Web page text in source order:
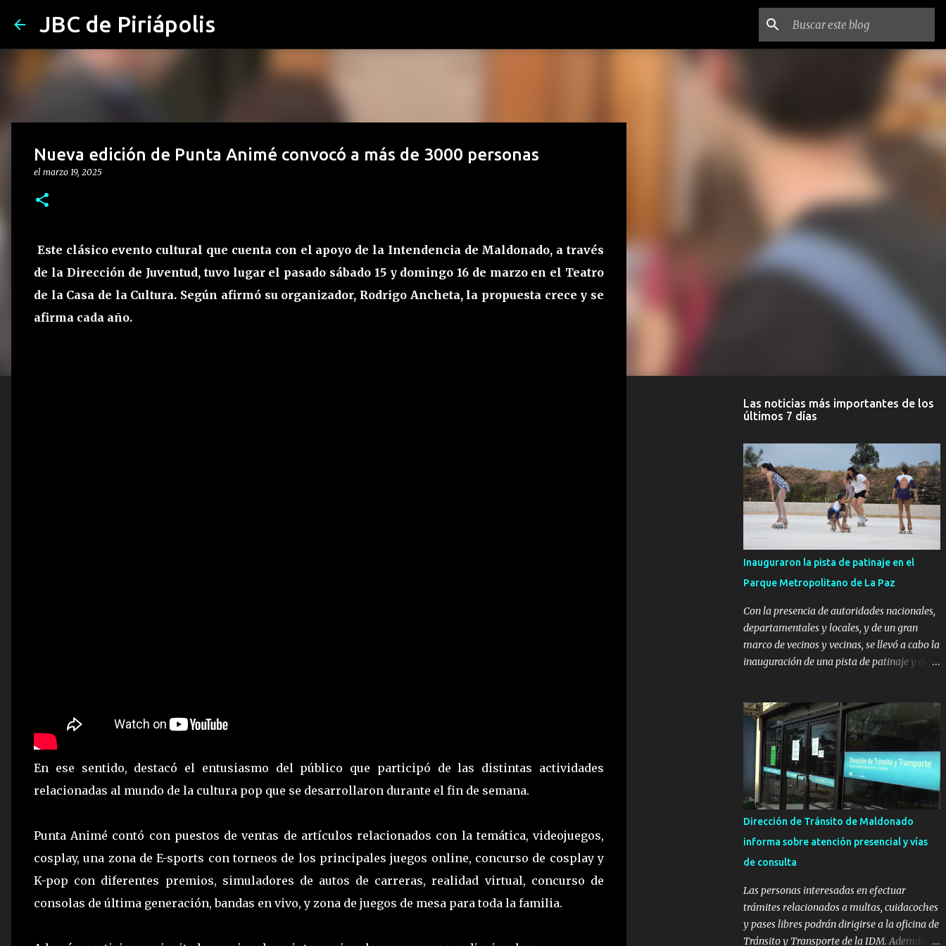
JBC de Piriápolis
Nueva edición de Punta Animé convocó a más de 3000 personas
el marzo 19, 2025
Este clásico evento cultural que cuenta con el apoyo de la Intendencia de Maldonado, a través
de la Dirección de Juventud, tuvo lugar el pasado sábado 15 y domingo 16 de marzo en el Teatro
de la Casa de la Cultura. Según afirmó su organizador, Rodrigo Ancheta, la propuesta crece y se
afirma cada año.
En ese sentido, destacó el entusiasmo del público que participó de las distintas actividades
relacionadas al mundo de la cultura pop que se desarrollaron durante el fin de semana.
Punta Animé contó con puestos de ventas de artículos relacionados con la temática, videojuegos,
cosplay, una zona de E-sports con torneos de los principales juegos online, concurso de cosplay y
K-pop con diferentes premios, simuladores de autos de carreras, realidad virtual, concurso de
consolas de última generación, bandas en vivo, y zona de juegos de mesa para toda la familia.
Las noticias más importantes de los
últimos 7 días
Inauguraron la pista de patinaje en el
Parque Metropolitano de La Paz
Con la presencia de autoridades nacionales,
departamentales y locales, y de un gran
marco de vecinos y vecinas, se llevó a cabo la
inauguración de una pista de patinaje y de
con el apoyo del Fondo + Local que es
impulsado por el Programa Uruguay
Integra, de la Dirección de Descentralización
e Inversión Pública de OPP, así como aportes
del Gobierno de Canelones y del Ministerio
de Transporte y Obras Públicas. La nueva
infraestructura deportiva consiste en una
hormigón sobre sus laterales. Su destino
será polifuncional, permitiendo la práctica
de eventos culturales. Próximo a la pista, se
instalaron juegos infantiles y equipamiento
urbano (bancos de hormigón y sets de
Dirección de Tránsito de Maldonado
informa sobre atención presencial y vías
de consulta
Las personas interesadas en efectuar
trámites relacionados a multas, cuidacoches
y pases libres podrán dirigirse a la oficina de
Tránsito y Transporte de la IDM. Además, la